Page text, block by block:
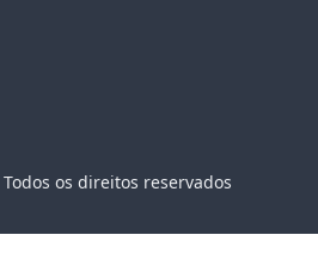
os direitos reservados